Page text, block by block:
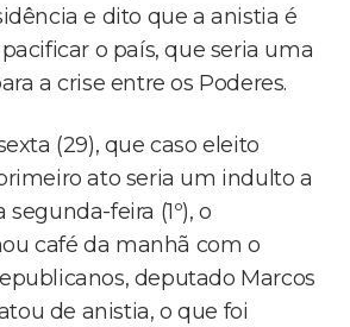
e dito que a anistia é
o país, que seria uma
a crise entre os Poderes.
(29), que caso eleito
ato seria um indulto a
segunda-feira (1º), o
café da manhã com o
deputado Marcos
de anistia, o que foi